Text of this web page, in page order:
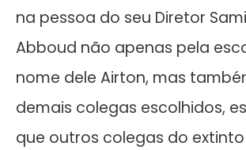
na pessoa do seu Diretor
Abboud não apenas pela
nome dele Airton, mas
demais colegas escolhidos,
que outros colegas do